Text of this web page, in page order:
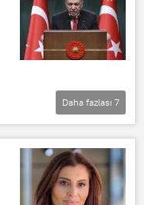
Daha fazlası 7